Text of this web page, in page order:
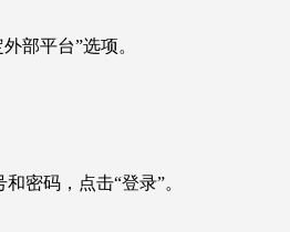
部平台”选项。
密码，点击“登录”。